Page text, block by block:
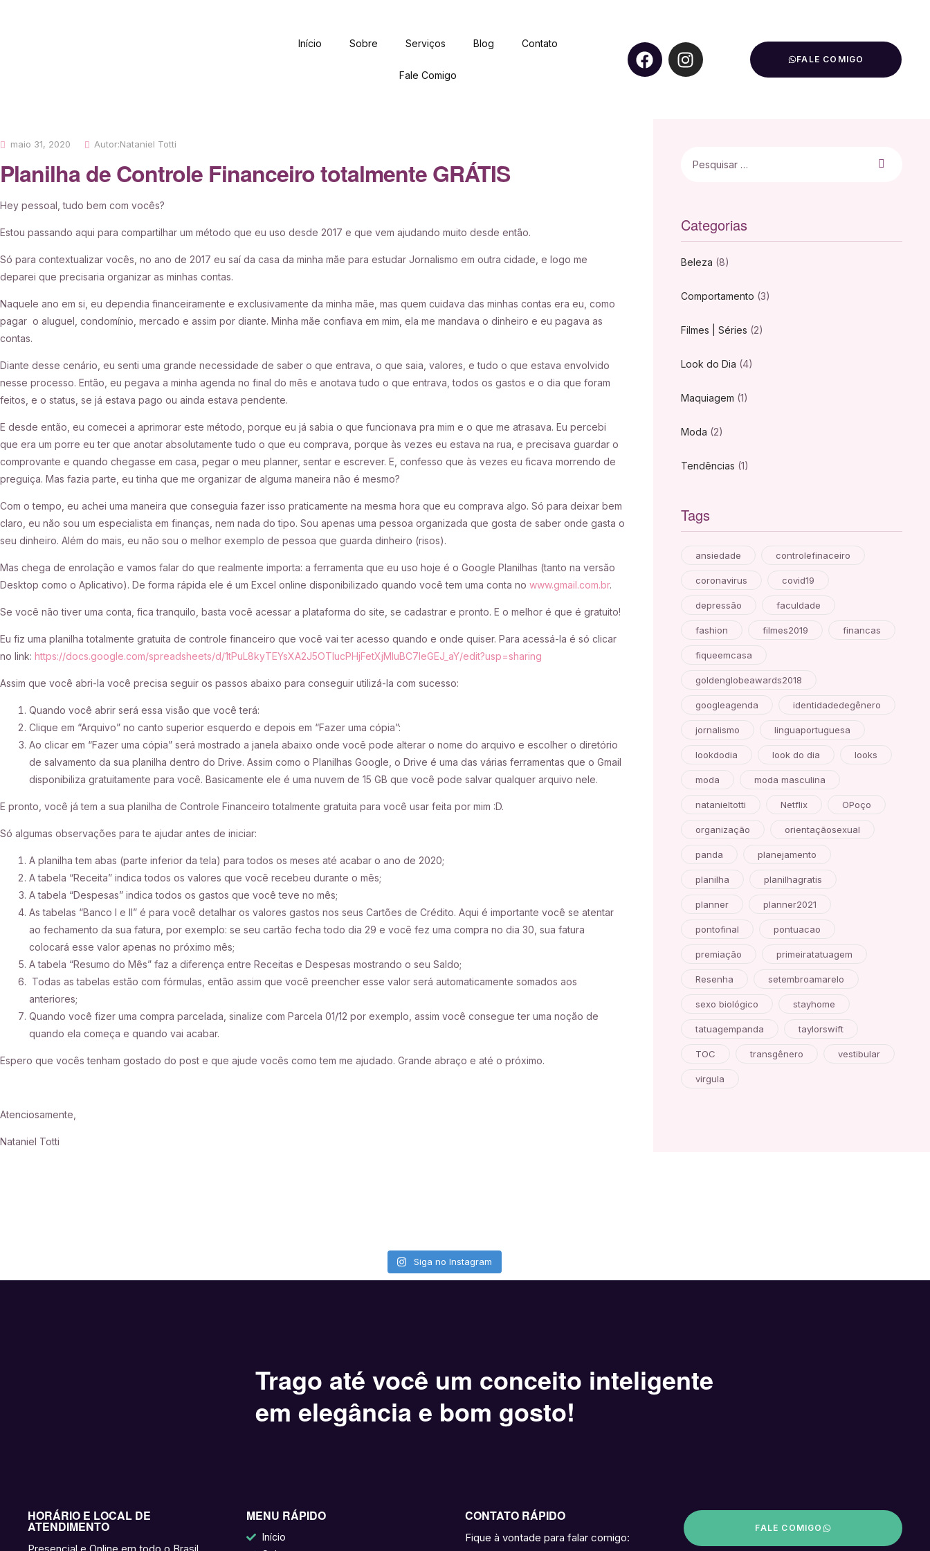
Início Sobre Serviços Blog Contato
Fale Comigo
FALE COMIGO
maio 31, 2020 Autor:Nataniel Totti
Planilha de Controle Financeiro totalmente GRÁTIS
Hey pessoal, tudo bem com vocês?
Estou passando aqui para compartilhar um método que eu uso desde 2017 e que vem ajudando muito desde então.
Só para contextualizar vocês, no ano de 2017 eu saí da casa da minha mãe para estudar Jornalismo em outra cidade, e logo me
deparei que precisaria organizar as minhas contas.
Naquele ano em si, eu dependia financeiramente e exclusivamente da minha mãe, mas quem cuidava das minhas contas era eu, como
pagar o aluguel, condomínio, mercado e assim por diante. Minha mãe confiava em mim, ela me mandava o dinheiro e eu pagava as
contas.
Diante desse cenário, eu senti uma grande necessidade de saber o que entrava, o que saia, valores, e tudo o que estava envolvido
nesse processo. Então, eu pegava a minha agenda no final do mês e anotava tudo o que entrava, todos os gastos e o dia que foram
feitos, e o status, se já estava pago ou ainda estava pendente.
E desde então, eu comecei a aprimorar este método, porque eu já sabia o que funcionava pra mim e o que me atrasava. Eu percebi
que era um porre eu ter que anotar absolutamente tudo o que eu comprava, porque às vezes eu estava na rua, e precisava guardar o
comprovante e quando chegasse em casa, pegar o meu planner, sentar e escrever. E, confesso que às vezes eu ficava morrendo de
preguiça. Mas fazia parte, eu tinha que me organizar de alguma maneira não é mesmo?
Com o tempo, eu achei uma maneira que conseguia fazer isso praticamente na mesma hora que eu comprava algo. Só para deixar bem
claro, eu não sou um especialista em finanças, nem nada do tipo. Sou apenas uma pessoa organizada que gosta de saber onde gasta o
seu dinheiro. Além do mais, eu não sou o melhor exemplo de pessoa que guarda dinheiro (risos).
Mas chega de enrolação e vamos falar do que realmente importa: a ferramenta que eu uso hoje é o Google Planilhas (tanto na versão
Desktop como o Aplicativo). De forma rápida ele é um Excel online disponibilizado quando você tem uma conta no www.gmail.com.br.
Se você não tiver uma conta, fica tranquilo, basta você acessar a plataforma do site, se cadastrar e pronto. E o melhor é que é gratuito!
Eu fiz uma planilha totalmente gratuita de controle financeiro que você vai ter acesso quando e onde quiser. Para acessá-la é só clicar
no link: https://docs.google.com/spreadsheets/d/1tPuL8kyTEYsXA2J5OTlucPHjFetXjMluBC7leGEJ_aY/edit?usp=sharing
Assim que você abri-la você precisa seguir os passos abaixo para conseguir utilizá-la com sucesso:
Quando você abrir será essa visão que você terá:
Clique em “Arquivo” no canto superior esquerdo e depois em “Fazer uma cópia”:
Ao clicar em “Fazer uma cópia” será mostrado a janela abaixo onde você pode alterar o nome do arquivo e escolher o diretório
de salvamento da sua planilha dentro do Drive. Assim como o Planilhas Google, o Drive é uma das várias ferramentas que o Gmail
disponibiliza gratuitamente para você. Basicamente ele é uma nuvem de 15 GB que você pode salvar qualquer arquivo nele.
E pronto, você já tem a sua planilha de Controle Financeiro totalmente gratuita para você usar feita por mim :D.
Só algumas observações para te ajudar antes de iniciar:
A planilha tem abas (parte inferior da tela) para todos os meses até acabar o ano de 2020;
A tabela “Receita” indica todos os valores que você recebeu durante o mês;
A tabela “Despesas” indica todos os gastos que você teve no mês;
As tabelas “Banco I e II” é para você detalhar os valores gastos nos seus Cartões de Crédito. Aqui é importante você se atentar
ao fechamento da sua fatura, por exemplo: se seu cartão fecha todo dia 29 e você fez uma compra no dia 30, sua fatura
colocará esse valor apenas no próximo mês;
A tabela “Resumo do Mês” faz a diferença entre Receitas e Despesas mostrando o seu Saldo;
Todas as tabelas estão com fórmulas, então assim que você preencher esse valor será automaticamente somados aos
anteriores;
Quando você fizer uma compra parcelada, sinalize com Parcela 01/12 por exemplo, assim você consegue ter uma noção de
quando ela começa e quando vai acabar.
Espero que vocês tenham gostado do post e que ajude vocês como tem me ajudado. Grande abraço e até o próximo.
Atenciosamente,
Nataniel Totti
Categorias
Beleza (8)
Comportamento (3)
Filmes | Séries (2)
Look do Dia (4)
Maquiagem (1)
Moda (2)
Tendências (1)
Tags
ansiedade controlefinaceiro
coronavirus covid19
depressão faculdade
fashion filmes2019 financas
fiqueemcasa
goldenglobeawards2018
googleagenda identidadedegênero
jornalismo linguaportuguesa
lookdodia look do dia looks
moda moda masculina
natanieltotti Netflix OPoço
organização orientaçãosexual
panda planejamento
planilha planilhagratis
planner planner2021
pontofinal pontuacao
premiação primeiratatuagem
Resenha setembroamarelo
sexo biológico stayhome
tatuagempanda taylorswift
TOC transgênero vestibular
virgula
Siga no Instagram
Trago até você um conceito inteligente
em elegância e bom gosto!
HORÁRIO E LOCAL DE
ATENDIMENTO
MENU RÁPIDO
Início
CONTATO RÁPIDO
Fique à vontade para falar comigo:
FALE COMIGO